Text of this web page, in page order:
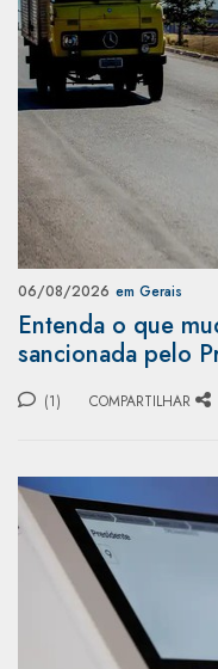
06/08/2026 em Gerais
Entenda o que
sancionada pelo
(1) COMPARTILHAR